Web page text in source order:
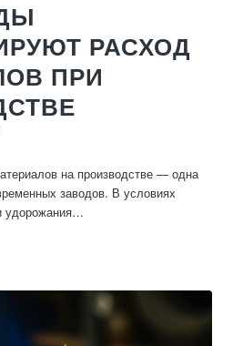
РАСХОД
ПРИ
на производстве — одна
заводов. В условиях
удорожания…